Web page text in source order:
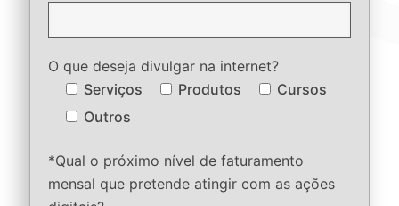
O que deseja divulgar na internet?
Serviços
Produtos
Cursos
Outros
*Qual o próximo nível de faturamento
mensal que pretende atingir com as ações